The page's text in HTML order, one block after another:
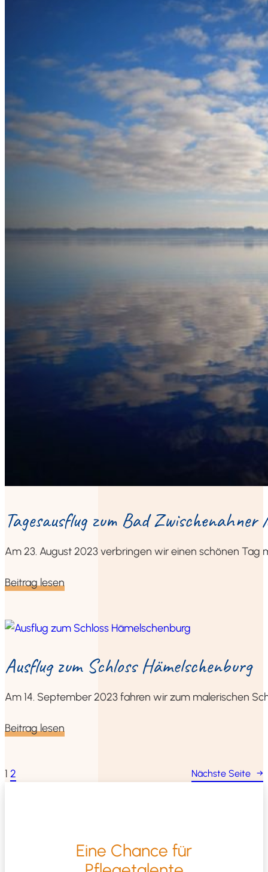
Tages­aus­flug zum Bad Zwi­schen­ah­ner
Am 23. August 2023 ver­brin­gen wir einen schö­nen
Bei­trag lesen
Aus­flug zum Schloss Hämelschenburg
Am 14. Sep­tem­ber 2023 fah­ren wir zum male­ri­schen
Bei­trag lesen
1 2 Nächs­te Sei­te →
Eine Chan­ce für